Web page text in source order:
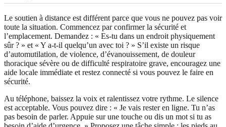
Le soutien à distance est différent parce que vous ne pouvez pas voir
toute la situation. Commencez par confirmer la sécurité et
l’emplacement. Demandez : « Es-tu dans un endroit physiquement
sûr ? » et « Y a-t-il quelqu’un avec toi ? » S’il existe un risque
d’automutilation, de violence, d’évanouissement, de douleur
thoracique sévère ou de difficulté respiratoire grave, encouragez une
aide locale immédiate et restez connecté si vous pouvez le faire en
sécurité.
Au téléphone, baissez la voix et ralentissez votre rythme. Le silence
est acceptable. Vous pouvez dire : « Je vais rester en ligne. Tu n’as
pas besoin de parler. Appuie sur une touche ou dis un mot si tu as